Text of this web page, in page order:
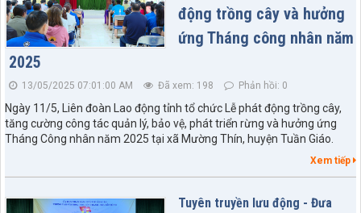
động trồng cây và hưởng
ứng Tháng công nhân năm
2025
13/05/2025 07:01:00 AM Đã xem: 198 Phản hồi: 0
Ngày 11/5, Liên đoàn Lao động tỉnh tổ chức Lễ phát động trồng cây,
tăng cường công tác quản lý, bảo vệ, phát triển rừng và hưởng ứng
Tháng Công nhân năm 2025 tại xã Mường Thín, huyện Tuần Giáo.
Xem tiếp
Tuyên truyền lưu động - Đưa